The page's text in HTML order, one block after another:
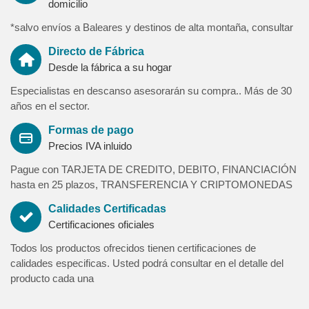
Sistema extensible central de 60 cm con guías sincronizadas y
ruedas en las patas para facilitar su desplazamiento.
Batería de litio recargable, extraíble y de larga duración.
Acabados madera:
17 colores disponibles: Roble Dalton, Blanco poro, Gris seda,
tapas), Olmo sabi, Roble amazona, Hickory Frida, Gris piedra
(solo tapa ), Roble, Wild wood, Nogal, Cerezo, Verde, Piedra
Acabados metal (patas):
6 colores disponibles: Cava-Ferro-Moka-Oleo-Sable-Talco
Medidas:
Altura mínima 36 cm / Altura máxima elevable 76 cm
Mesa cerrada: 120x70 cm / 120x80 cm / 130x70 cm / 130x80
cm.
domicilio
*salvo envíos a Baleares y destinos de alta montaña, consultar
Directo de Fábrica
Desde la fábrica a su hogar
Especialistas en descanso asesorarán su compra.. Más de 30
años en el sector.
Formas de pago
Precios IVA inluido
Pague con TARJETA DE CREDITO, DEBITO, FINANCIACIÓN
hasta en 25 plazos, TRANSFERENCIA Y CRIPTOMONEDAS
Calidades Certificadas
Certificaciones oficiales
Todos los productos ofrecidos tienen certificaciones de
calidades especificas. Usted podrá consultar en el detalle del
producto cada una